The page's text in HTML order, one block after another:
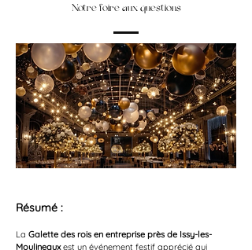
Notre foire aux questions
Résumé :
La Galette des rois en entreprise près de Issy-les-
Moulineaux est un événement festif apprécié qui